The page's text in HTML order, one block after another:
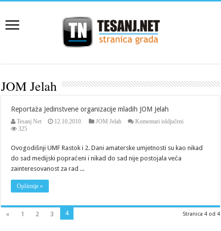
JOM Jelah
Reportaža Jedinstvene organizacije mladih JOM Jelah
Tesanj Net 12.10.2010. JOM Jelah Komentari isključeni
mladih
325
Ovogodišnji UMF Rastok i 2. Dani amaterske umjetnosti su kao nikad
do sad medijski popraćeni i nikad do sad nije postojala veća
zainteresovanost za rad ...
Opširnije »
Stranica 4 od 4
« 1 2 3 4